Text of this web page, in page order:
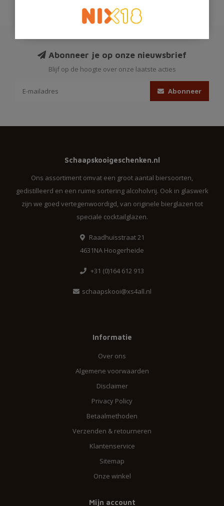
Abonneer je op onze nieuwsbrief
Blijf op de hoogte over onze laatste acties
Abonneer
Schaapskooigeschenken.nl
Ons assortiment omvat een groot aantal biersoorten,
gedistilleerd en een ruime sortering alcoholvrij. Ook in glaswerk
zijn we goed vertegenwoordigd, van originele bierglazen tot
speciale cocktailglazen.
Raadhuisstraat 21
4631NA Hoogerheide
+31 (0)164 612 913
schaapskooi@xs4all.nl
Informatie
Over ons
Algemene voorwaarden
Disclaimer
Privacy Policy
Betaalmethoden
Verzenden & retourneren
Klantenservice
Sitemap
Onze winkel
Mijn account